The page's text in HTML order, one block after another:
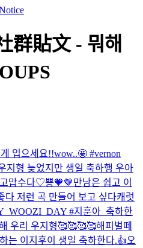
群貼文 - 뭐해
입으세요!!wow..🤩 #vernon
지형 늦었지만 생일 축하행 우아
맙수다♡뿅🧡🤎만남은 쉽고 이
다 저런 곡 만들어 보고 싶다캐럿
#지훈아_축하한
우리 우지형🥰🥰🥰🥰해피벌떼
는 이지후이 생일 축하한다.👍오